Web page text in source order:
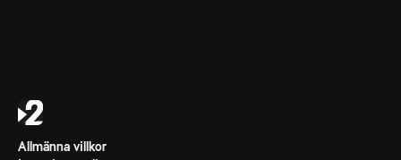
Allmänna villkor